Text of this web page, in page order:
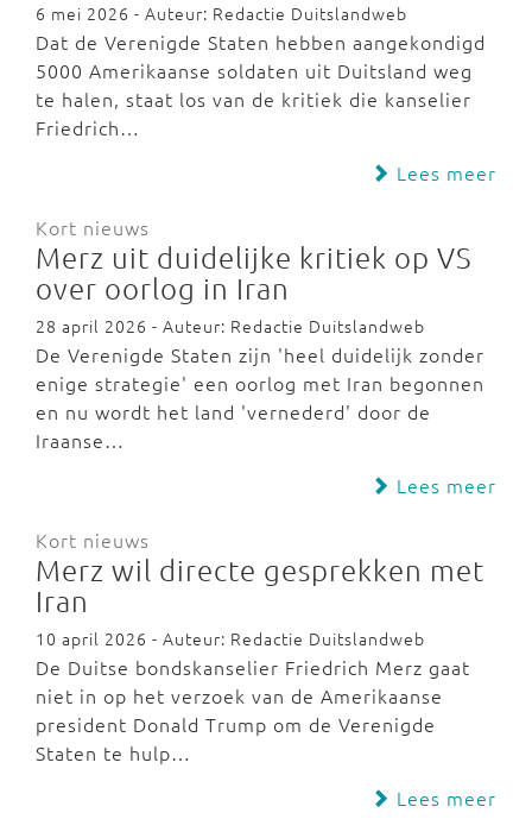
6 mei 2026 - Auteur: Redactie Duitslandweb
Dat de Verenigde Staten hebben aangekondigd
5000 Amerikaanse soldaten uit Duitsland weg
te halen, staat los van de kritiek die kanselier
Friedrich…
Lees meer
Kort nieuws
Merz uit duidelijke kritiek op VS
over oorlog in Iran
28 april 2026 - Auteur: Redactie Duitslandweb
De Verenigde Staten zijn 'heel duidelijk zonder
enige strategie' een oorlog met Iran begonnen
en nu wordt het land 'vernederd' door de
Iraanse…
Lees meer
Kort nieuws
Merz wil directe gesprekken met
Iran
10 april 2026 - Auteur: Redactie Duitslandweb
De Duitse bondskanselier Friedrich Merz gaat
niet in op het verzoek van de Amerikaanse
president Donald Trump om de Verenigde
Staten te hulp…
Lees meer